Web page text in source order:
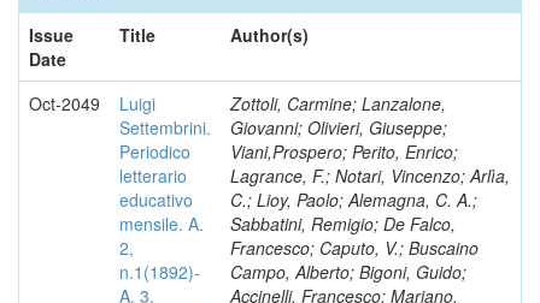
Issue
Date
Title Author(s)
Oct-2049
Luigi
Settembrini.
Periodico
letterario
educativo
mensile. A.
2,
n.1(1892)-
A. 3,
Zottoli, Carmine; Lanzalone,
Giovanni; Olivieri, Giuseppe;
Viani,Prospero; Perito, Enrico;
Lagrance, F.; Notari, Vincenzo; Arlìa,
C.; Lioy, Paolo; Alemagna, C. A.;
Sabbatini, Remigio; De Falco,
Francesco; Caputo, V.; Buscaino
Campo, Alberto; Bigoni, Guido;
Accinelli, Francesco; Mariano,